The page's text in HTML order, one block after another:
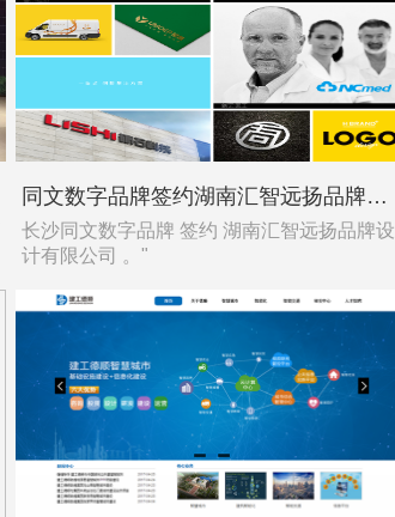
同文数字品牌签约湖南汇智远扬品牌设计
长沙同文数字品牌 签约 湖南汇智远扬品牌设
计有限公司 。"